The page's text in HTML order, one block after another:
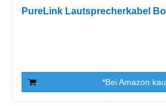
PureLink Lautsprecherkabel
*Bei Amazon